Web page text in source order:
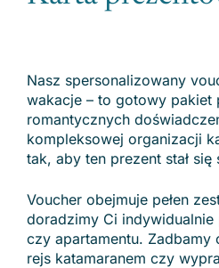
Nasz spersonalizowany
wakacje – to gotowy pakiet
romantycznych
kompleksowej organizacji
tak, aby ten prezent stał się
Voucher obejmuje pełen
doradzimy Ci
czy apartamentu.
rejs katamaranem czy